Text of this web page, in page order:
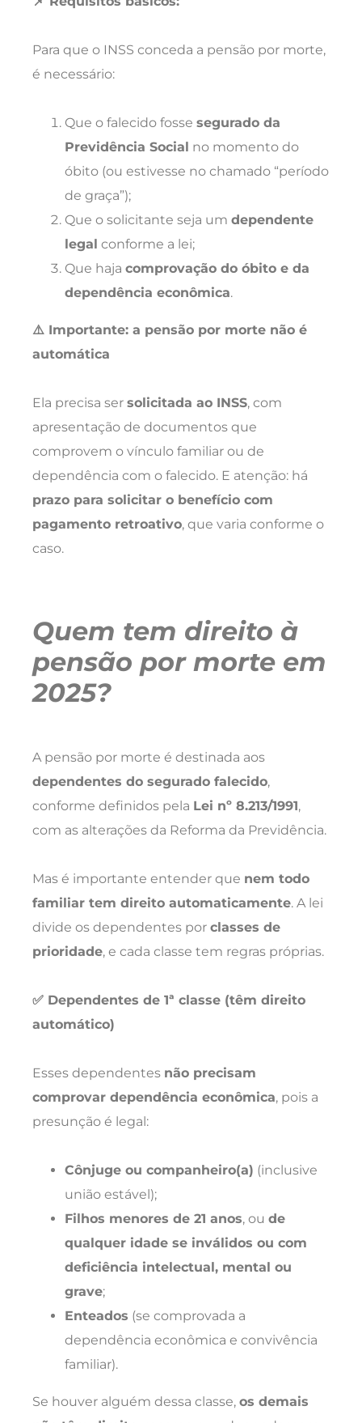
Para que o INSS conceda a pensão por morte,
é necessário:
Que o falecido fosse segurado da
Previdência Social no momento do
óbito (ou estivesse no chamado “período
de graça”);
Que o solicitante seja um dependente
legal conforme a lei;
Que haja comprovação do óbito e da
dependência econômica.
⚠️ Importante: a pensão por morte não é
automática
Ela precisa ser solicitada ao INSS, com
apresentação de documentos que
comprovem o vínculo familiar ou de
dependência com o falecido. E atenção: há
prazo para solicitar o benefício com
pagamento retroativo, que varia conforme o
caso.
Quem tem direito à
pensão por morte em
2025?
A pensão por morte é destinada aos
dependentes do segurado falecido,
conforme definidos pela Lei nº 8.213/1991,
com as alterações da Reforma da Previdência.
Mas é importante entender que nem todo
familiar tem direito automaticamente. A lei
divide os dependentes por classes de
prioridade, e cada classe tem regras próprias.
✅ Dependentes de 1ª classe (têm direito
automático)
Esses dependentes não precisam
comprovar dependência econômica, pois a
presunção é legal:
Cônjuge ou companheiro(a) (inclusive
união estável);
Filhos menores de 21 anos, ou de
qualquer idade se inválidos ou com
deficiência intelectual, mental ou
grave;
Enteados (se comprovada a
dependência econômica e convivência
familiar).
Se houver alguém dessa classe, os demais